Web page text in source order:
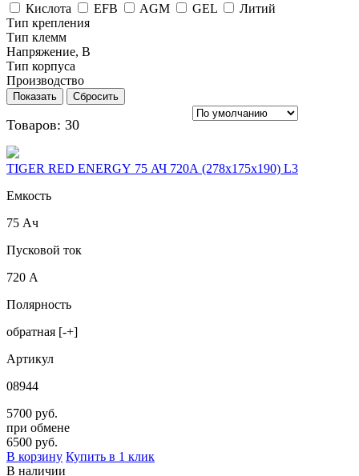
Кислота
EFB AGM GEL
Литий
Тип крепления
Тип клемм
Напряжение, В
Тип корпуса
Производство
Показать Сбросить
Товаров: 30
TIGER RED ENERGY 75 АЧ 720A (278x175x190) L3
Емкость
75 Ач
Пусковой ток
720 А
Полярность
обратная [-+]
Артикул
08944
5700 руб.
при обмене
6500 руб.
В корзину Купить в 1 клик
В наличии